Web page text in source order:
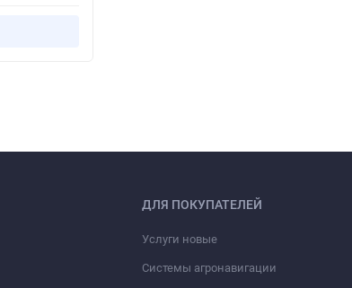
ДЛЯ ПОКУПАТЕЛЕЙ
Услуги новые
Системы агронавигации